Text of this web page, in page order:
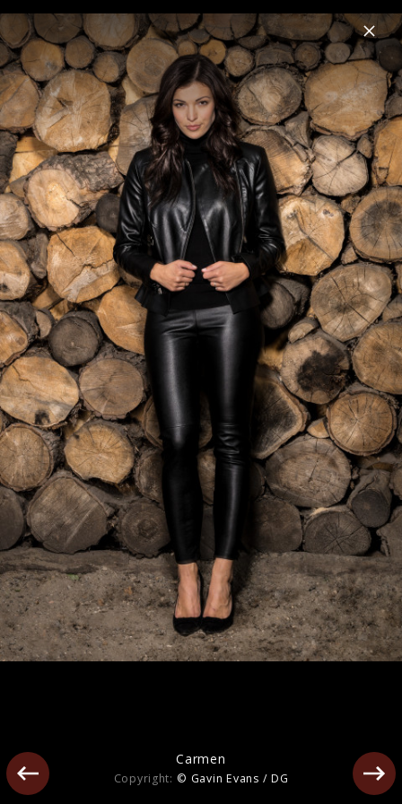
Menu
Ksenija Sidorova
Home News Musik Videos Fotos
Carmen
Carmen
Copyright: © Gavin Evans / DG